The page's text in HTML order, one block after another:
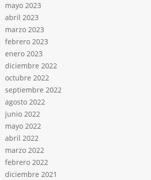
mayo 2023
abril 2023
marzo 2023
febrero 2023
enero 2023
diciembre 2022
octubre 2022
septiembre 2022
agosto 2022
junio 2022
mayo 2022
abril 2022
marzo 2022
febrero 2022
diciembre 2021